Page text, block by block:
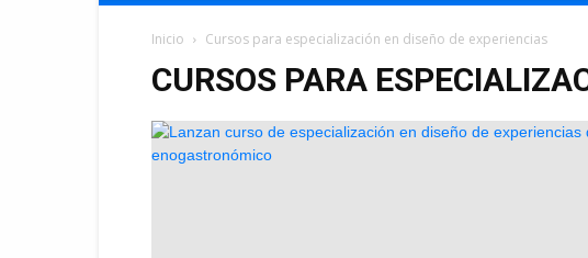
Inicio Cursos para especialización en diseño de experiencias
CURSOS PARA